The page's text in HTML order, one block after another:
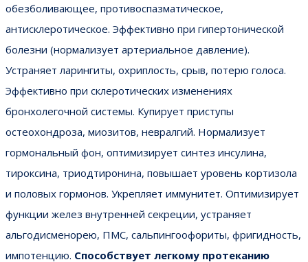
обезболивающее, противоспазматическое,
антисклеротическое. Эффективно при гипертонической
болезни (нормализует артериальное давление).
Устраняет ларингиты, охриплость, срыв, потерю голоса.
Эффективно при склеротических изменениях
бронхолегочной системы. Купирует приступы
остеохондроза, миозитов, невралгий. Нормализует
гормональный фон, оптимизирует синтез инсулина,
тироксина, триодтиронина, повышает уровень кортизола
и половых гормонов. Укрепляет иммунитет. Оптимизирует
функции желез внутренней секреции, устраняет
альгодисменорею, ПМС, сальпингоофориты, фригидность,
импотенцию. Способствует легкому протеканию